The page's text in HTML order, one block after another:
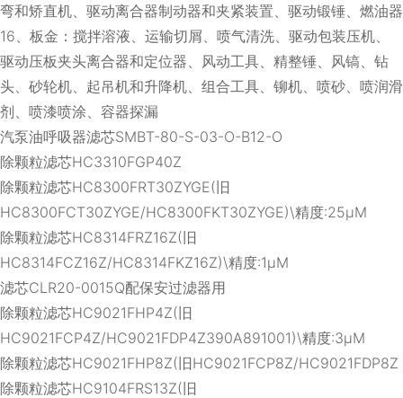
弯和矫直机、驱动离合器制动器和夹紧装置、驱动锻锤、燃油器
16、板金：搅拌溶液、运输切屑、喷气清洗、驱动包装压机、
驱动压板夹头离合器和定位器、风动工具、精整锤、风镐、钻
头、砂轮机、起吊机和升降机、组合工具、铆机、喷砂、喷润滑
剂、喷漆喷涂、容器探漏
汽泵油呼吸器滤芯SMBT-80-S-03-O-B12-O
除颗粒滤芯HC3310FGP40Z
除颗粒滤芯HC8300FRT30ZYGE(旧
HC8300FCT30ZYGE/HC8300FKT30ZYGE)\精度:25μM
除颗粒滤芯HC8314FRZ16Z(旧
HC8314FCZ16Z/HC8314FKZ16Z)\精度:1μM
滤芯CLR20-0015Q配保安过滤器用
除颗粒滤芯HC9021FHP4Z(旧
HC9021FCP4Z/HC9021FDP4Z390A891001)\精度:3μM
除颗粒滤芯HC9021FHP8Z(旧HC9021FCP8Z/HC9021FDP8Z
除颗粒滤芯HC9104FRS13Z(旧